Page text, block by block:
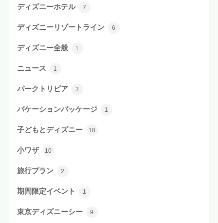
ディズニーホテル 7
ディズニーリゾートライン 6
ディズニー全般 1
ニュース 1
パークトリビア 3
バケーションパッケージ 1
子どもとディズニー 18
小ワザ 10
旅行プラン 2
期間限定イベント 1
東京ディズニーシー 9